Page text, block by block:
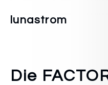
lunastrom
Die